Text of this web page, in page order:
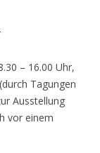
– 16.00 Uhr,
Tagungen
Ausstellung
vor einem